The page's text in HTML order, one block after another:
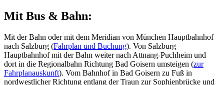
Mit Bus & Bahn:
Mit der Bahn oder mit dem Meridian von München Hauptbahnhof
nach Salzburg (Fahrplan und Buchung). Von Salzburg
Hauptbahnhof mit der Bahn weiter nach Attnang-Puchheim und
dort in die Regionalbahn Richtung Bad Goisern umsteigen (zur
Fahrplanauskunft). Vom Bahnhof in Bad Goisern zu Fuß in
nordwestlicher Richtung entlang der Traun zur Sophienbrücke und